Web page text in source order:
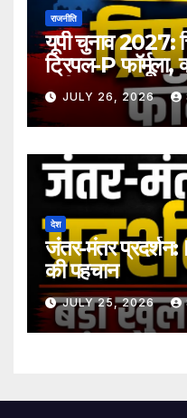
राजनीति
यूपी चुनाव 2027:
ट्रिपल-P फॉर्मूला,
समीकरण?
JULY 26, 2026
देश
जंतर-मंतर
की पहचान
JULY 25, 2026